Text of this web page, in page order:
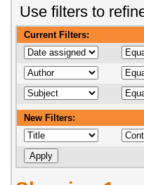
Use filters to
Current Filters:
New Filters: